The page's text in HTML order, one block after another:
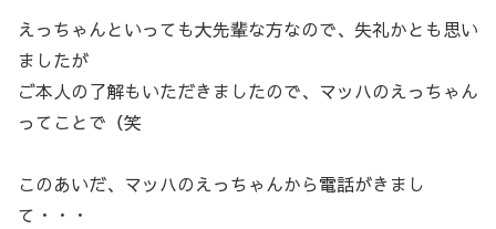
えっちゃんといっても大先輩な方なので、失礼かとも思い
ましたが
ご本人の了解もいただきましたので、マッハのえっちゃん
ってことで（笑
このあいだ、マッハのえっちゃんから電話がきまし
て・・・